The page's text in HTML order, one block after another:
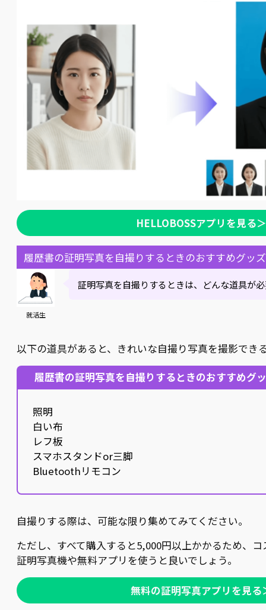
HELLOBOSSアプリを見る＞
履歴書の証明写真を自撮りするときのおすすめグッズ
就活生
証明写真を自撮りするときは、どんな道具が
以下の道具があると、きれいな自撮り写真を撮影でき
履歴書の証明写真を自撮りするときのおすすめグ
照明
白い布
レフ板
スマホスタンドor三脚
Bluetoothリモコン
自撮りする際は、可能な限り集めてみてください。
ただし、すべて購入すると5,000円以上かかるため、
証明写真機や無料アプリを使うと良いでしょう。
無料の証明写真アプリを見る